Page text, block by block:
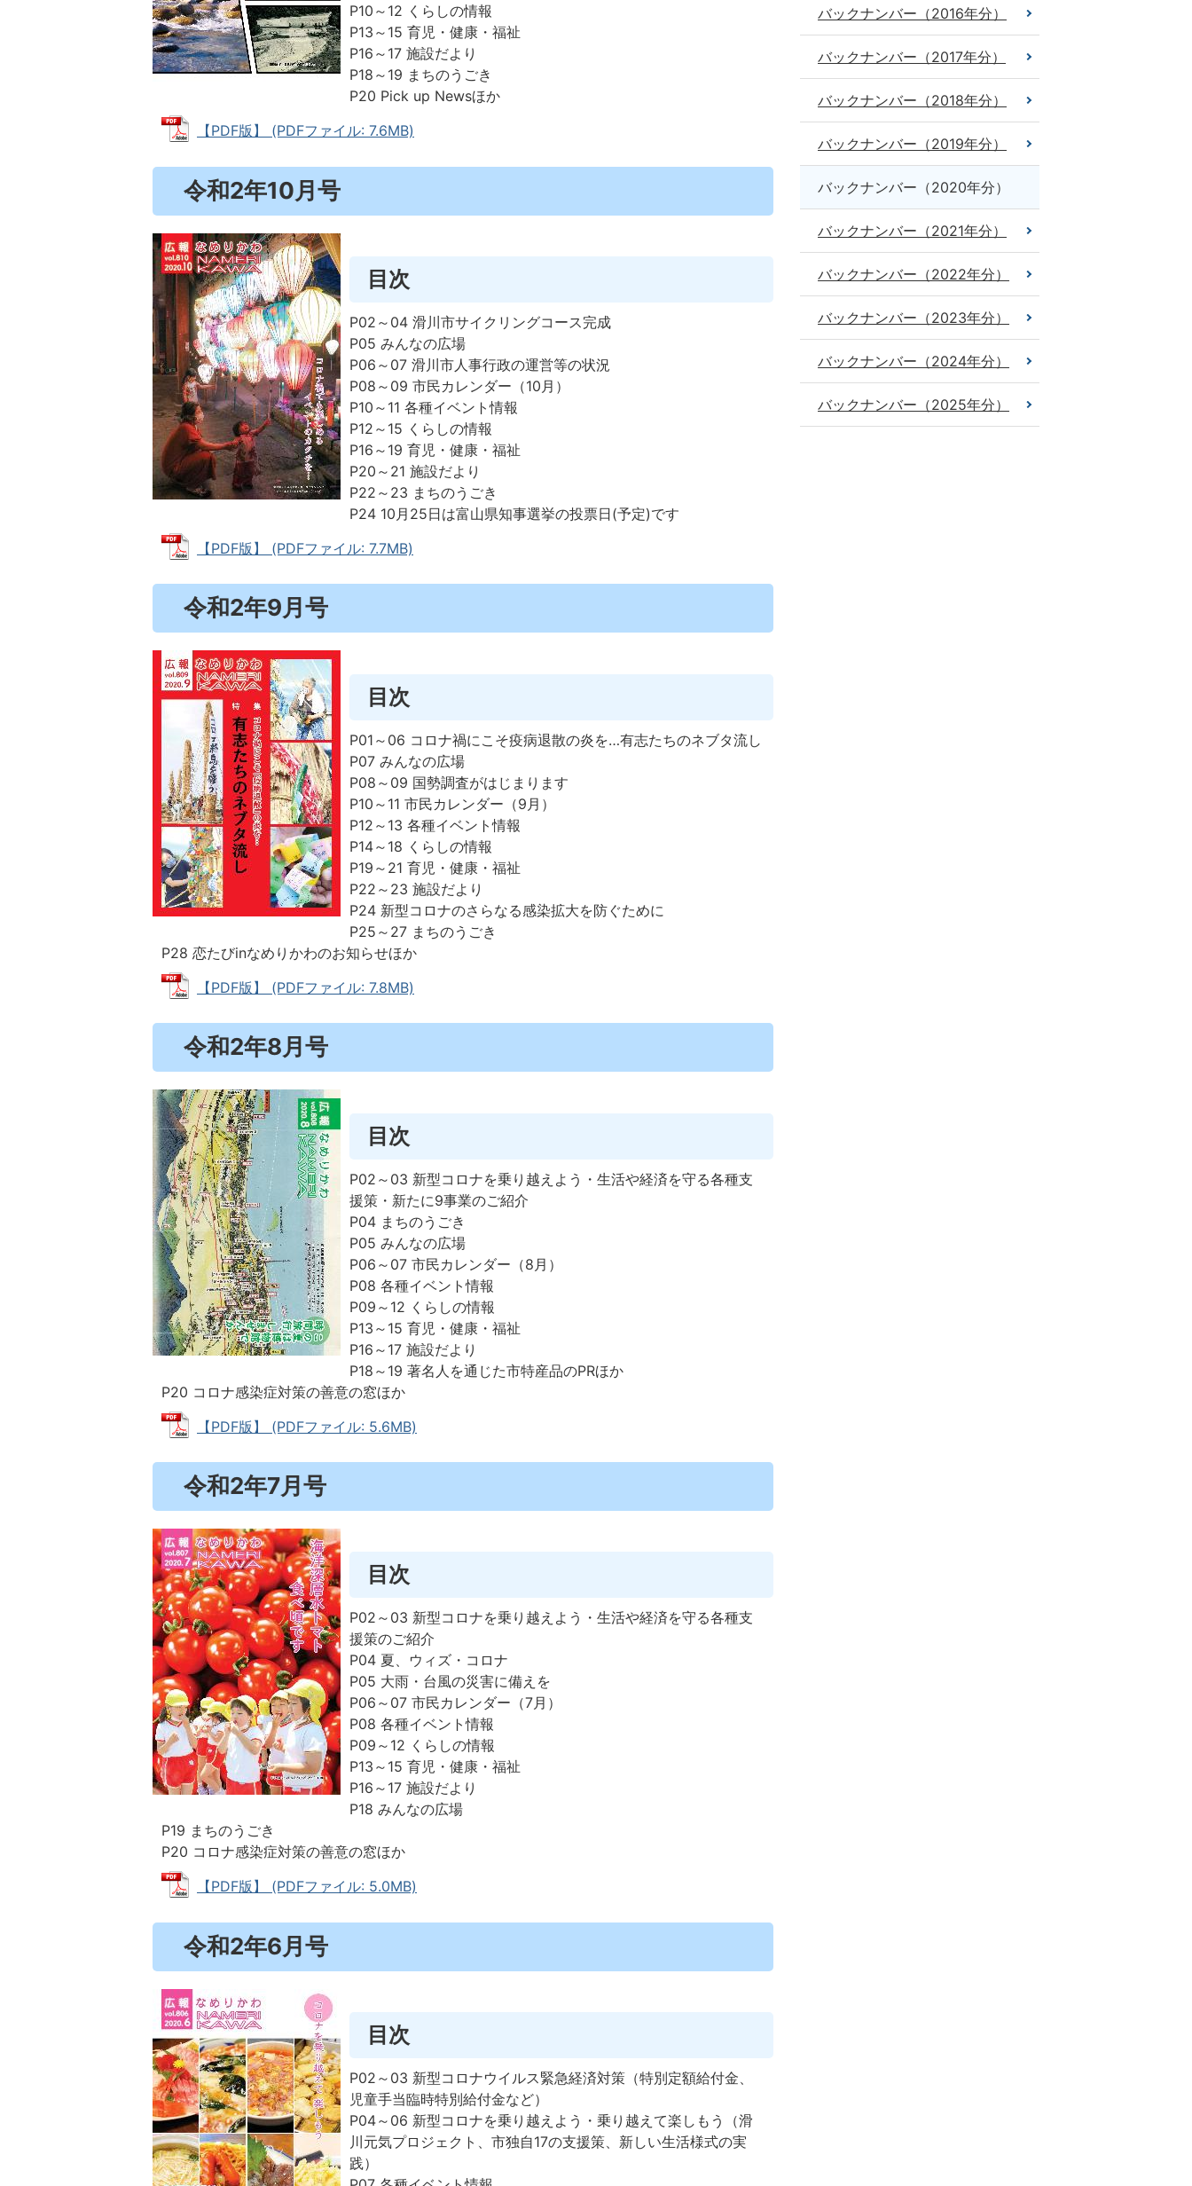
P10～12 くらしの情報
P13～15 育児・健康・福祉
P16～17 施設だより
P18～19 まちのうごき
P20 Pick up Newsほか
【PDF版】 (PDFファイル: 7.6MB)
令和2年10月号
目次
P02～04 滑川市サイクリングコース完成
P05 みんなの広場
P06～07 滑川市人事行政の運営等の状況
P08～09 市民カレンダー（10月）
P10～11 各種イベント情報
P12～15 くらしの情報
P16～19 育児・健康・福祉
P20～21 施設だより
P22～23 まちのうごき
P24 10月25日は富山県知事選挙の投票日(予定)です
【PDF版】 (PDFファイル: 7.7MB)
令和2年9月号
目次
P01～06 コロナ禍にこそ疫病退散の炎を…有志たちのネブタ流し
P07 みんなの広場
P08～09 国勢調査がはじまります
P10～11 市民カレンダー（9月）
P12～13 各種イベント情報
P14～18 くらしの情報
P19～21 育児・健康・福祉
P22～23 施設だより
P24 新型コロナのさらなる感染拡大を防ぐために
P25～27 まちのうごき
P28 恋たびinなめりかわのお知らせほか
【PDF版】 (PDFファイル: 7.8MB)
令和2年8月号
目次
P02～03 新型コロナを乗り越えよう・生活や経済を守る各種支
援策・新たに9事業のご紹介
P04 まちのうごき
P05 みんなの広場
P06～07 市民カレンダー（8月）
P08 各種イベント情報
P09～12 くらしの情報
P13～15 育児・健康・福祉
P16～17 施設だより
P18～19 著名人を通じた市特産品のPRほか
P20 コロナ感染症対策の善意の窓ほか
【PDF版】 (PDFファイル: 5.6MB)
令和2年7月号
目次
P02～03 新型コロナを乗り越えよう・生活や経済を守る各種支
援策のご紹介
P04 夏、ウィズ・コロナ
P05 大雨・台風の災害に備えを
P06～07 市民カレンダー（7月）
P08 各種イベント情報
P09～12 くらしの情報
P13～15 育児・健康・福祉
P16～17 施設だより
P18 みんなの広場
P19 まちのうごき
P20 コロナ感染症対策の善意の窓ほか
【PDF版】 (PDFファイル: 5.0MB)
令和2年6月号
目次
P02～03 新型コロナウイルス緊急経済対策（特別定額給付金、
児童手当臨時特別給付金など）
P04～06 新型コロナを乗り越えよう・乗り越えて楽しもう（滑
川元気プロジェクト、市独自17の支援策、新しい生活様式の実
践）
バックナンバー（2016年分）
バックナンバー（2017年分）
バックナンバー（2018年分）
バックナンバー（2019年分）
バックナンバー（2020年分）
バックナンバー（2021年分）
バックナンバー（2022年分）
バックナンバー（2023年分）
バックナンバー（2024年分）
バックナンバー（2025年分）